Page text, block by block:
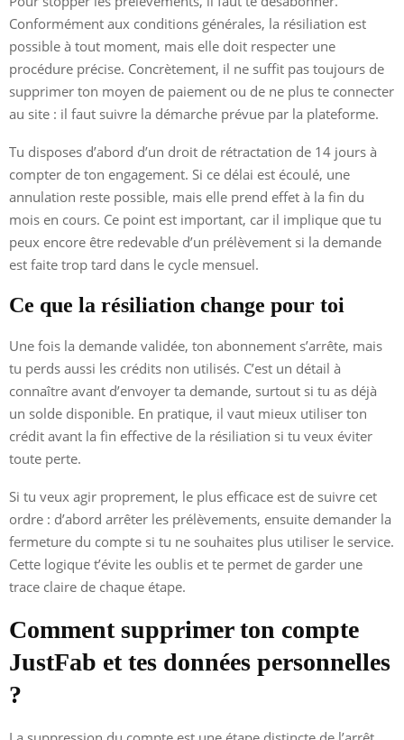
Conformément aux conditions générales, la résiliation est
possible à tout moment, mais elle doit respecter une
procédure précise. Concrètement, il ne suffit pas toujours de
supprimer ton moyen de paiement ou de ne plus te connecter
au site : il faut suivre la démarche prévue par la plateforme.
Tu disposes d’abord d’un droit de rétractation de 14 jours à
compter de ton engagement. Si ce délai est écoulé, une
annulation reste possible, mais elle prend effet à la fin du
mois en cours. Ce point est important, car il implique que tu
peux encore être redevable d’un prélèvement si la demande
est faite trop tard dans le cycle mensuel.
Ce que la résiliation change pour toi
Une fois la demande validée, ton abonnement s’arrête, mais
tu perds aussi les crédits non utilisés. C’est un détail à
connaître avant d’envoyer ta demande, surtout si tu as déjà
un solde disponible. En pratique, il vaut mieux utiliser ton
crédit avant la fin effective de la résiliation si tu veux éviter
toute perte.
Si tu veux agir proprement, le plus efficace est de suivre cet
ordre : d’abord arrêter les prélèvements, ensuite demander la
fermeture du compte si tu ne souhaites plus utiliser le service.
Cette logique t’évite les oublis et te permet de garder une
trace claire de chaque étape.
Comment supprimer ton compte
JustFab et tes données personnelles
?